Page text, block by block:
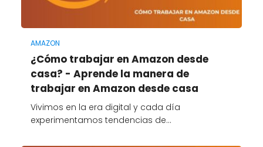
AMAZON
¿Cómo trabajar en Amazon desde
casa? - Aprende la manera de
trabajar en Amazon desde casa
Vivimos en la era digital y cada día
experimentamos tendencias de…